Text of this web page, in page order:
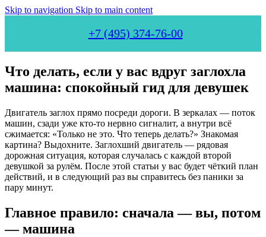
Skip to navigation Skip to main content
+7 (495) 374-76-00
Что делать, если у вас вдруг заглохла
машина: спокойный гид для девушек
Двигатель заглох прямо посреди дороги. В зеркалах — поток
машин, сзади уже кто-то нервно сигналит, а внутри всё
сжимается: «Только не это. Что теперь делать?» Знакомая
картина? Выдохните. Заглохший двигатель — рядовая
дорожная ситуация, которая случалась с каждой второй
девушкой за рулём. После этой статьи у вас будет чёткий план
действий, и в следующий раз вы справитесь без паники за
пару минут.
Главное правило: сначала — вы, потом
— машина